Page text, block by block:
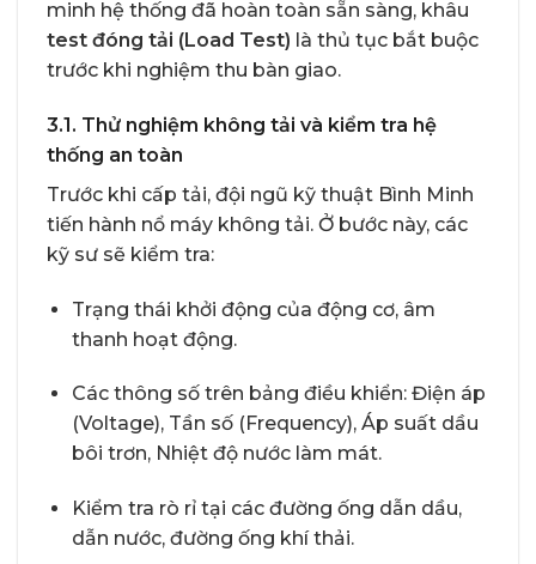
minh hệ thống đã hoàn toàn sẵn sàng, khâu
test đóng tải (Load Test) là thủ tục bắt buộc
trước khi nghiệm thu bàn giao.
3.1. Thử nghiệm không tải và kiểm tra hệ
thống an toàn
Trước khi cấp tải, đội ngũ kỹ thuật Bình Minh
tiến hành nổ máy không tải. Ở bước này, các
kỹ sư sẽ kiểm tra:
Trạng thái khởi động của động cơ, âm
thanh hoạt động.
Các thông số trên bảng điều khiển: Điện áp
(Voltage), Tần số (Frequency), Áp suất dầu
bôi trơn, Nhiệt độ nước làm mát.
Kiểm tra rò rỉ tại các đường ống dẫn dầu,
dẫn nước, đường ống khí thải.